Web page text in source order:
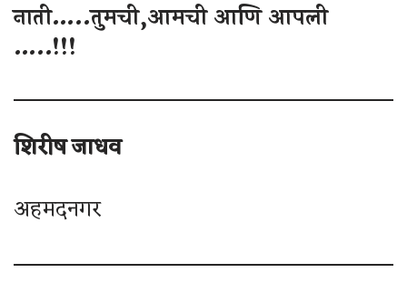
नाती…..तुमची,आमची आणि आपली
…..!!!
शिरीष जाधव
अहमदनगर